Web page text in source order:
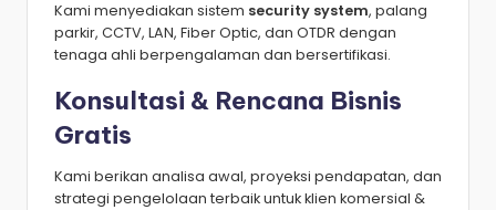
Kami menyediakan sistem security system, palang
parkir, CCTV, LAN, Fiber Optic, dan OTDR dengan
tenaga ahli berpengalaman dan bersertifikasi.
Konsultasi & Rencana Bisnis
Gratis
Kami berikan analisa awal, proyeksi pendapatan, dan
strategi pengelolaan terbaik untuk klien komersial &